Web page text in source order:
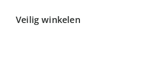
Veilig winkelen